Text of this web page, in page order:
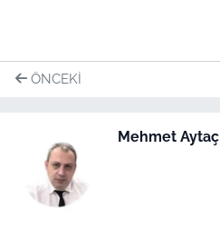
ÖNCEKI
Mehmet Aytaç